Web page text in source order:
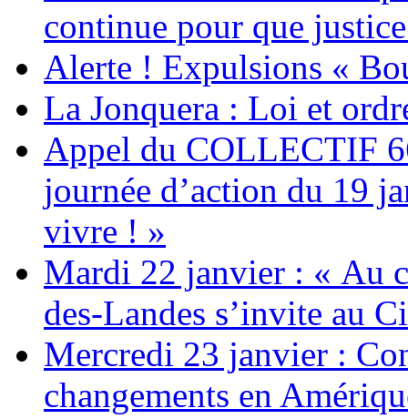
continue pour que
Alerte ! Expulsions «
La Jonquera : Loi et
Appel du COLLECTIF
journée d’action du 19
vivre ! »
Mardi 22 janvier : « Au
des-Landes s’invite au
Mercredi 23 janvier :
changements en